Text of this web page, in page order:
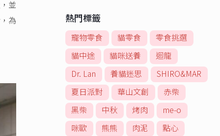
並
為
熱門標籤
寵物零食 貓零食
零食挑選
貓中途
貓咪送養
迴龍
Dr. Lan
養貓迷思
SHIRO&MAR
夏日派對
華山文創
赤柴
黑柴
中秋 烤肉
me-o
咪歐
熊熊 肉泥 點心